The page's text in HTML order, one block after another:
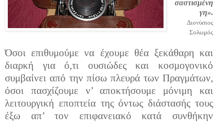
σαστισμένη
γη».
Διονύσιος
Σολωμός
Όσοι επιθυμούμε να έχουμε θέα ξεκάθαρη και
διαρκή για ό,τι ουσιώδες και κοσμογονικό
συμβαίνει από την πίσω πλευρά των Πραγμάτων,
όσοι πασχίζουμε ν’ αποκτήσουμε μόνιμη και
λειτουργική εποπτεία της όντως διάστασής τους
έξω απ’ τον επιφανειακό κατά συνθήκην